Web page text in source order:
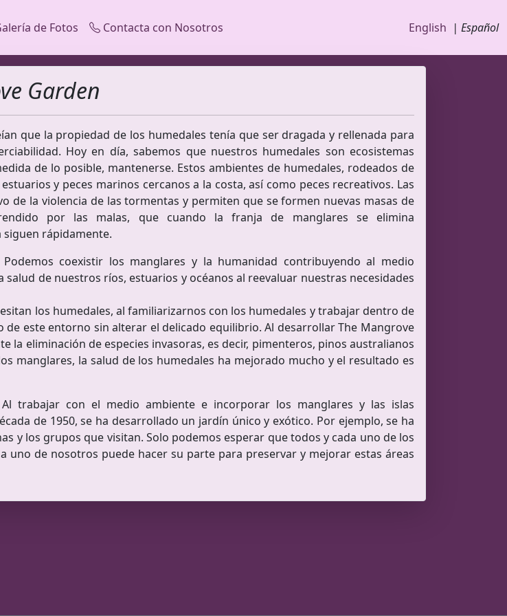
de Fotos Contacta con Nosotros English | Español
Garden
que la propiedad de los humedales tenía que ser dragada y rellenada para
Hoy en día, sabemos que nuestros humedales son ecosistemas
de lo posible, mantenerse. Estos ambientes de humedales, rodeados de
y peces marinos cercanos a la costa, así como peces recreativos. Las
de la violencia de las tormentas y permiten que se formen nuevas masas de
por las malas, que cuando la franja de manglares se elimina
rápidamente.
coexistir los manglares y la humanidad contribuyendo al medio
de nuestros ríos, estuarios y océanos al reevaluar nuestras necesidades
los humedales, al familiarizarnos con los humedales y trabajar dentro de
este entorno sin alterar el delicado equilibrio. Al desarrollar The Mangrove
eliminación de especies invasoras, es decir, pimenteros, pinos australianos
manglares, la salud de los humedales ha mejorado mucho y el resultado es
trabajar con el medio ambiente e incorporar los manglares y las islas
de 1950, se ha desarrollado un jardín único y exótico. Por ejemplo, se ha
y los grupos que visitan. Solo podemos esperar que todos y cada uno de los
uno de nosotros puede hacer su parte para preservar y mejorar estas áreas